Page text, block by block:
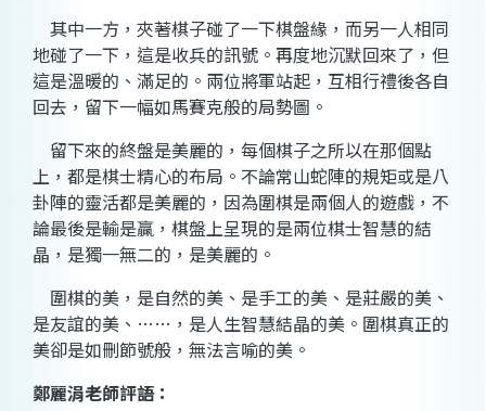
其中一方，夾著棋子碰了一下棋盤緣，而另一人相同
地碰了一下，這是收兵的訊號。再度地沉默回來了，但
這是溫暖的、滿足的。兩位將軍站起，互相行禮後各自
回去，留下一幅如馬賽克般的局勢圖。
留下來的終盤是美麗的，每個棋子之所以在那個點
上，都是棋士精心的布局。不論常山蛇陣的規矩或是八
卦陣的靈活都是美麗的，因為圍棋是兩個人的遊戲，不
論最後是輸是贏，棋盤上呈現的是兩位棋士智慧的結
晶，是獨一無二的，是美麗的。
圍棋的美，是自然的美、是手工的美、是莊嚴的美、
是友誼的美、……，是人生智慧結晶的美。圍棋真正的
美卻是如刪節號般，無法言喻的美。
鄭麗涓老師評語：